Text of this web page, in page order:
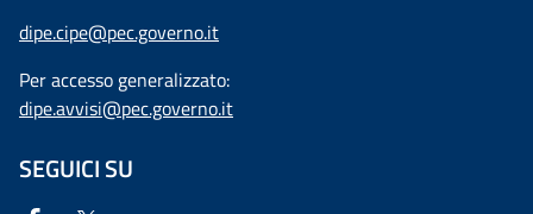
dipe.cipe@pec.governo.it
Per accesso generalizzato:
dipe.avvisi@pec.governo.it
SEGUICI SU